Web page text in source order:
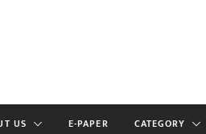
US E-PAPER CATEGORY